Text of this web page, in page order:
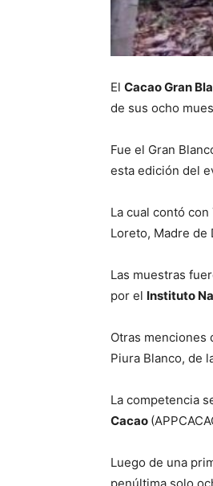
El Cacao Gran
de sus ocho
Fue el Gran
esta edición del
La cual contó
Loreto, Madre de
Las muestras
por el Instituto
Otras menciones
Piura Blanco, de
La competencia
Cacao
Luego de una